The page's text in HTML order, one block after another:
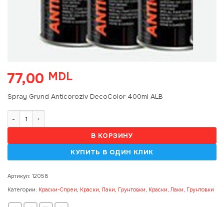
77,00 MDL
Spray Grund Anticoroziv DecoColor 400ml ALB
В КОРЗИНУ
Артикул: 12058
Категории: Краски-Спреи, Краски, Лаки, Грунтовки, Краски, Лаки, Грунтовки